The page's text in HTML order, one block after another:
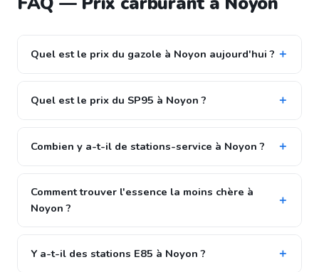
Quel est le prix du gazole à Noyon aujourd'hui ?
Quel est le prix du SP95 à Noyon ?
Combien y a-t-il de stations-service à Noyon ?
Comment trouver l'essence la moins chère à
Noyon ?
Y a-t-il des stations E85 à Noyon ?